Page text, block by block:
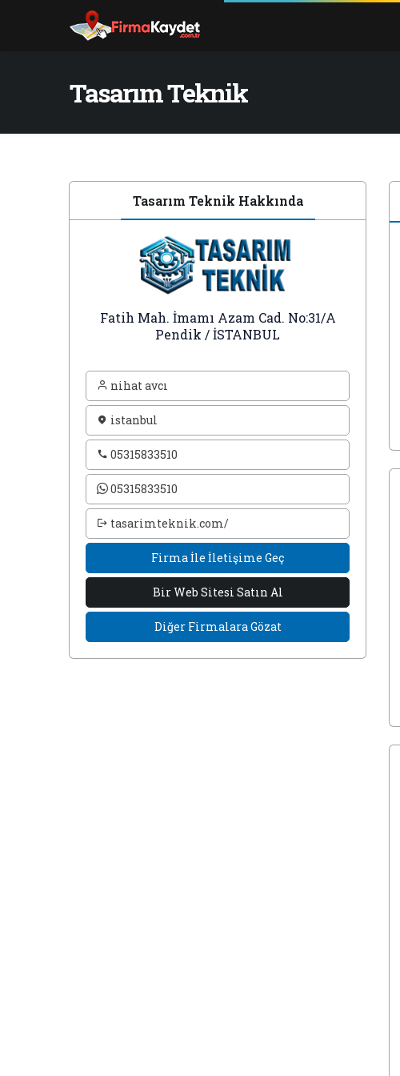
Tasarım Teknik
Tasarım Teknik Hakkında
Fatih Mah. İmamı Azam Cad. No:31/A
Pendik / İSTANBUL
nihat avcı
istanbul
05315833510
05315833510
tasarimteknik.com/
Firma İle İletişime Geç
Bir Web Sitesi Satın Al
Diğer Firmalara Gözat